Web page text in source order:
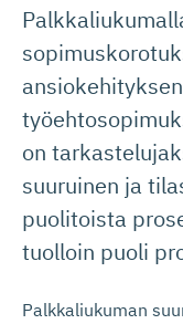
on
suuruinen ja
puolitoista
tuolloin puoli
Palkkaliukuman